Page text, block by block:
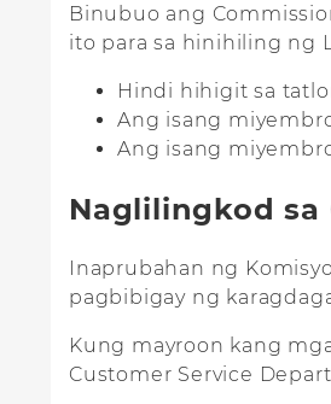
Binubuo ang
ito para sa hinihiling ng
Hindi hihigit sa
Ang isang
Ang isang
Naglilingkod sa
Inaprubahan ng
pagbibigay ng
Kung mayroon kang
Customer Service